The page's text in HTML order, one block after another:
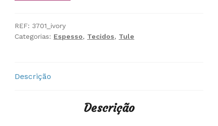
REF: 3701_ivory
Categorias: Espesso, Tecidos, Tule
Descrição
Descrição